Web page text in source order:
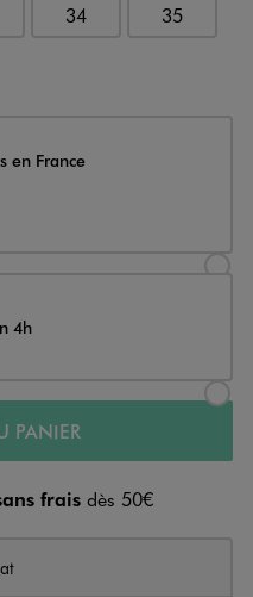
34 35
en France
4h
PANIER
frais dès 50€